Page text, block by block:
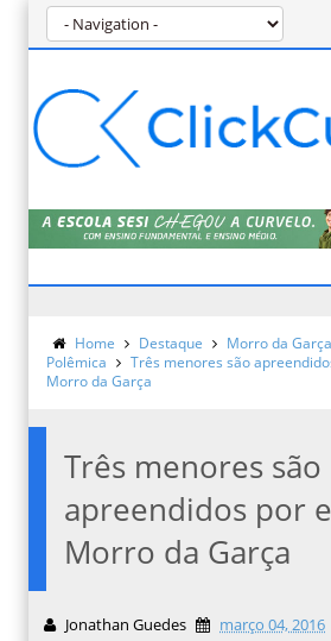
Home Destaque Morro da Garça
Polêmica
Três menores são
Morro da Garça
Três menores são
apreendidos por
Morro da Garça
Jonathan Guedes março 04, 2016